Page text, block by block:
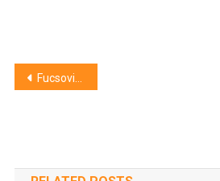
Bejegyzés
Fucsovics Márton Djokoviccsal találkozik a genfi tenisztorna második fordulójában